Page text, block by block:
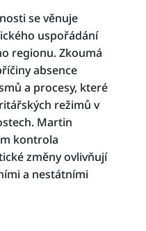
se věnuje
uspořádání
regionu. Zkoumá
absence
a procesy, které
režimů v
Martin
kontrola
změny ovlivňují
a nestátními